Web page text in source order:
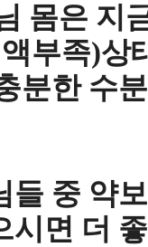
몸은 지
부족)상
분한 수
들 중 약
시면 더